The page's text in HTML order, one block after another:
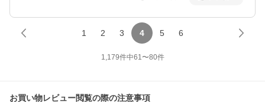
1 2 3 4 5 6
1,179件中61〜80件
お買い物レビュー閲覧の際の注意事項